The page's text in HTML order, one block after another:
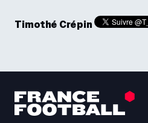
Timothé Crépin